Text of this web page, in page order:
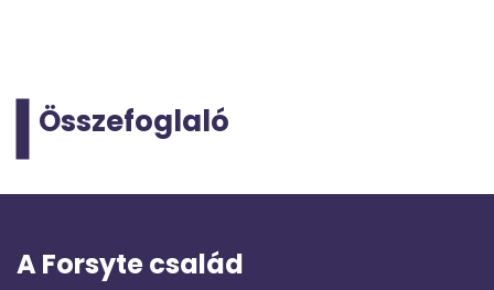
Összefoglaló
A Forsyte család